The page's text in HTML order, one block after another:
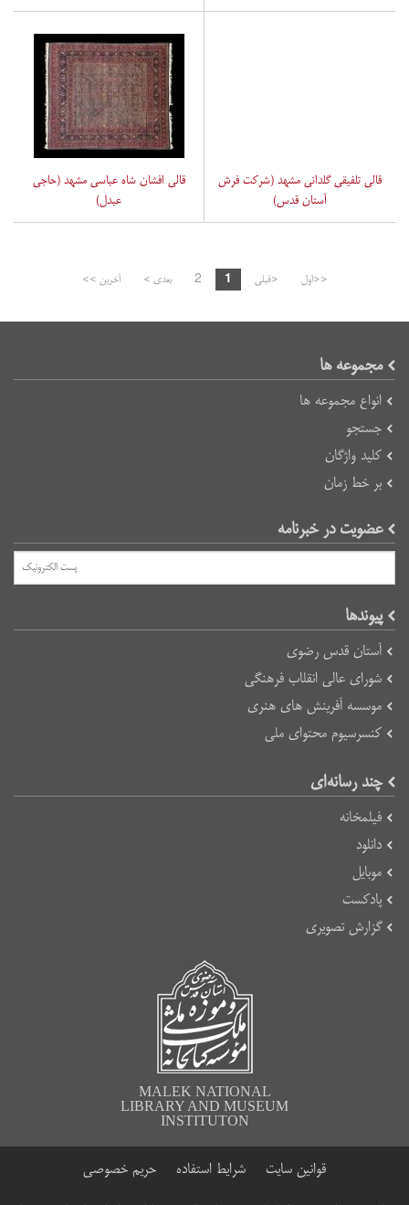
قالی تلفیقی گلدانی مشهد (شرکت فرش
آستان قدس)
قالی افشان شاه عباسی مشهد (حاجی
عبدل)
<<اول <قبلی 1
2 بعدی > آخرین >>
مجموعه ها
انواع مجموعه ها
جستجو
کلید واژگان
بر خط زمان
عضویت در خبرنامه
پیوند‌ها
آستان قدس رضوی
شورای عالی انقلاب فرهنگی
موسسه آفرینش های هنری
کنسرسیوم محتوای ملی
چند رسانه‌ای
فیلمخانه
دانلود
موبایل
پادکست
گزارش تصویری
MALEK NATIONAL
LIBRARY AND MUSEUM
INSTITUTON
قوانین سایت شرایط استفاده حریم خصوصی